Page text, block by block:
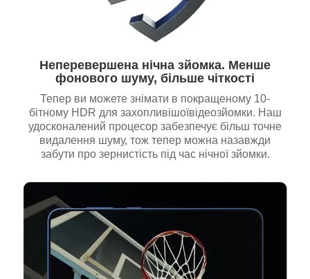
Неперевершена нічна зйомка. Менше
фонового шуму, більше чіткості
Тепер ви можете знімати в покращеному 10-
бітному HDR для захопливішоївідеозйомки. Наш
удосконалений процесор забезпечує більш точне
видалення шуму, тож тепер можна назавжди
забути про зернистість під час нічної зйомки.